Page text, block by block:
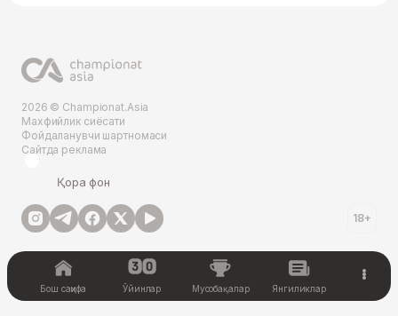
2026 © Championat.Asia
Махфийлик сиёсати
Фойдаланувчи шартномаси
Сайтда реклама
Қора фон
18+
Бош саҳифа Ўйинлар Мусобақалар Янгиликлар